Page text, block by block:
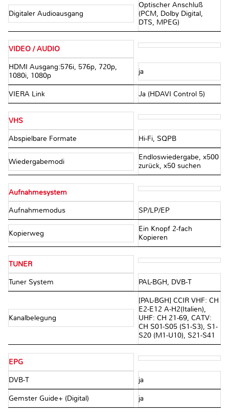
Digitaler Audioausgang
Optischer Anschluß
(PCM, Dolby Digital,
DTS, MPEG)
VIDEO / AUDIO
HDMI Ausgang:576i, 576p, 720p,
1080i, 1080p
ja
VIERA Link Ja (HDAVI Control 5)
VHS
Abspielbare Formate Hi-Fi, SQPB
Wiedergabemodi
Endloswiedergabe, x500
zurück, x50 suchen
Aufnahmesystem
Aufnahmemodus SP/LP/EP
Kopierweg
Ein Knopf 2-fach
Kopieren
TUNER
Tuner System PAL-BGH, DVB-T
Kanalbelegung
[PAL-BGH] CCIR VHF: CH
E2-E12 A-H2(Italien),
UHF: CH 21-69, CATV:
CH S01-S05 (S1-S3), S1-
S20 (M1-U10), S21-S41
EPG
DVB-T ja
Gemster Guide+ (Digital) ja